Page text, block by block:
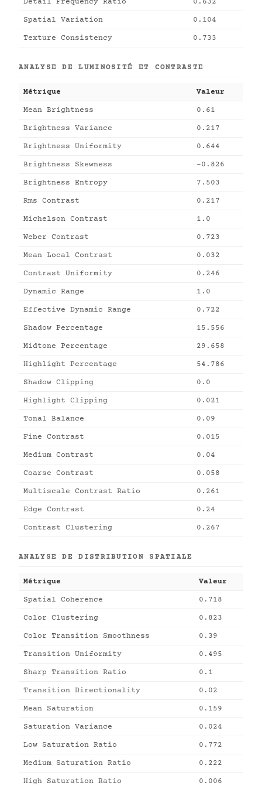
Detail Frequency Ratio 0.632
Spatial Variation 0.104
Texture Consistency 0.733
ANALYSE DE LUMINOSITÉ ET CONTRASTE
Métrique Valeur
Mean Brightness 0.61
Brightness Variance 0.217
Brightness Uniformity 0.644
Brightness Skewness -0.826
Brightness Entropy 7.503
Rms Contrast 0.217
Michelson Contrast 1.0
Weber Contrast 0.723
Mean Local Contrast 0.032
Contrast Uniformity 0.246
Dynamic Range 1.0
Effective Dynamic Range 0.722
Shadow Percentage 15.556
Midtone Percentage 29.658
Highlight Percentage 54.786
Shadow Clipping 0.0
Highlight Clipping 0.021
Tonal Balance 0.09
Fine Contrast 0.015
Medium Contrast 0.04
Coarse Contrast 0.058
Multiscale Contrast Ratio 0.261
Edge Contrast 0.24
Contrast Clustering 0.267
ANALYSE DE DISTRIBUTION SPATIALE
Métrique Valeur
Spatial Coherence 0.718
Color Clustering 0.823
Color Transition Smoothness 0.39
Transition Uniformity 0.495
Sharp Transition Ratio 0.1
Transition Directionality 0.02
Mean Saturation 0.159
Saturation Variance 0.024
Low Saturation Ratio 0.772
Medium Saturation Ratio 0.222
High Saturation Ratio 0.006